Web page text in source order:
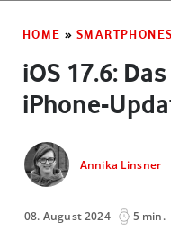
HOME »
iOS 17.6:
iPhone-
Annika Linsner
08. August 2024 5 min.